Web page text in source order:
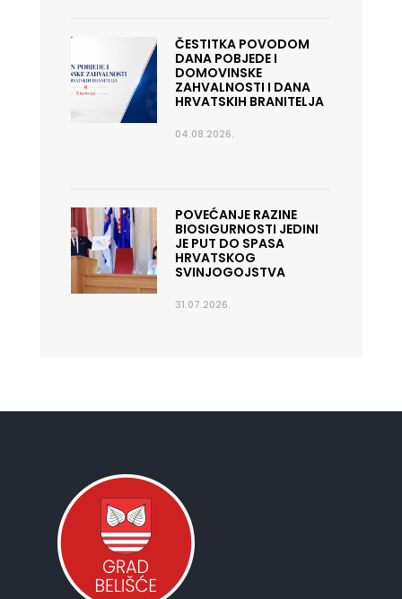
ČESTITKA POVODOM
DANA POBJEDE I
DOMOVINSKE
ZAHVALNOSTI I DANA
HRVATSKIH BRANITELJA
04.08.2026.
POVEĆANJE RAZINE
BIOSIGURNOSTI JEDINI
JE PUT DO SPASA
HRVATSKOG
SVINJOGOJSTVA
31.07.2026.